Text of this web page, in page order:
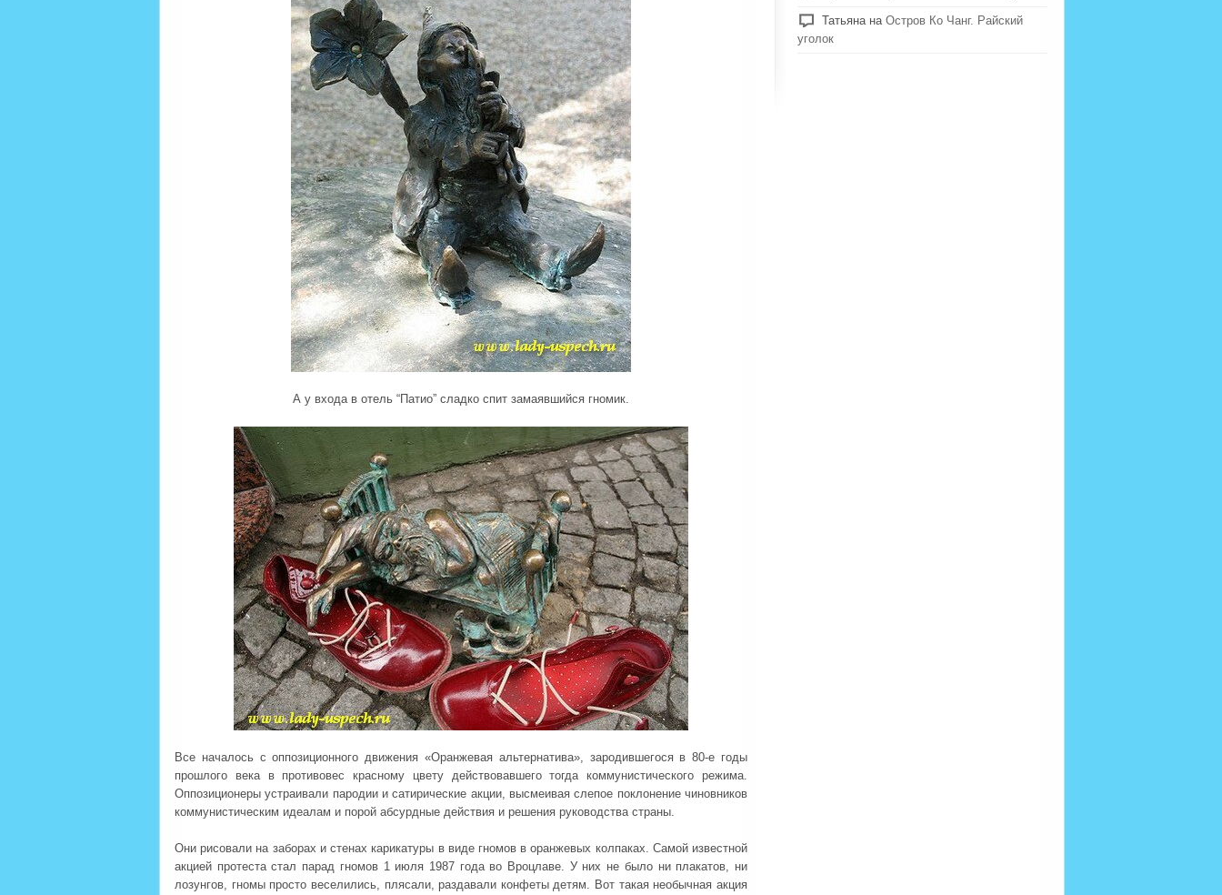
А у входа в отель “Патио” сладко спит замаявшийся гномик.
Все началось с оппозиционного движения «Оранжевая альтернатива», зародившегося в 80-е годы
прошлого века в противовес красному цвету действовавшего тогда коммунистического режима.
Оппозиционеры устраивали пародии и сатирические акции, высмеивая слепое поклонение чиновников
коммунистическим идеалам и порой абсурдные действия и решения руководства страны.
Они рисовали на заборах и стенах карикатуры в виде гномов в оранжевых колпаках. Самой известной
акцией протеста стал парад гномов 1 июля 1987 года во Вроцлаве. У них не было ни плакатов, ни
лозунгов, гномы просто веселились, плясали, раздавали конфеты детям. Вот такая необычная акция
Татьяна на Остров Ко Чанг. Райский
уголок